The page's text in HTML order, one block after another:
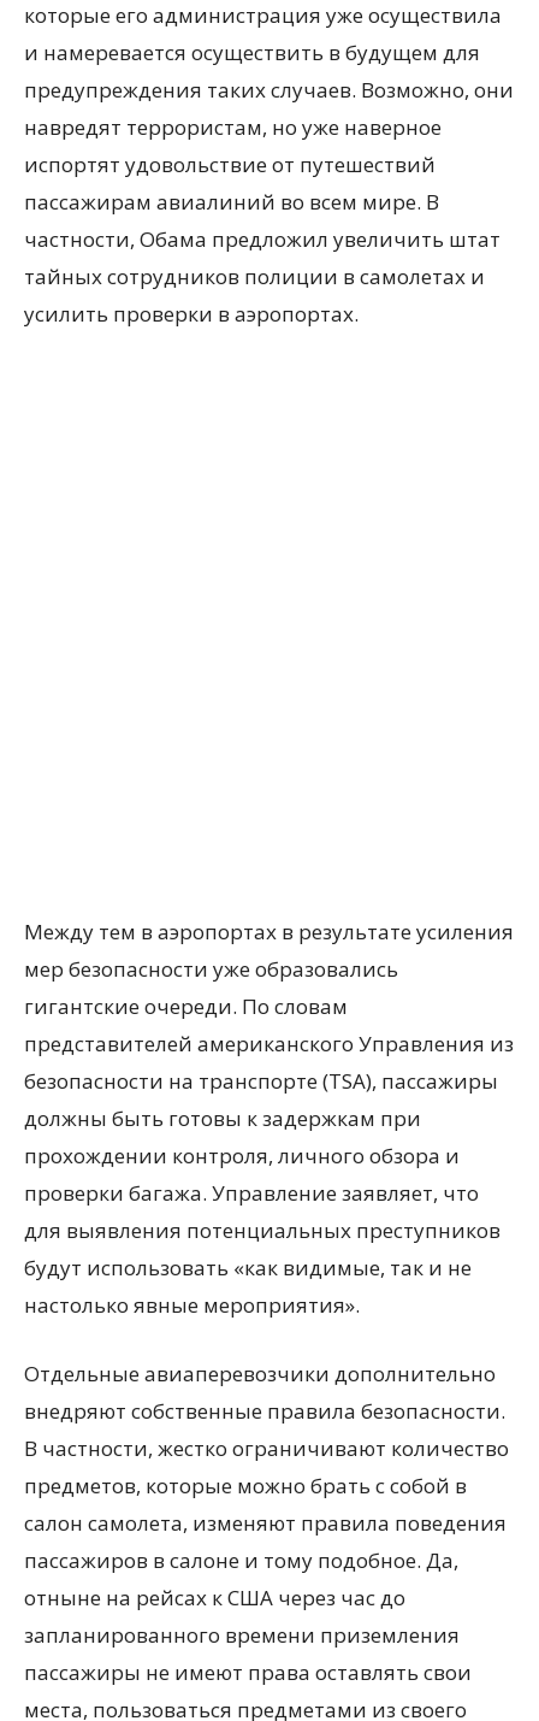
которые его администрация уже осуществила
и намеревается осуществить в будущем для
предупреждения таких случаев. Возможно, они
навредят террористам, но уже наверное
испортят удовольствие от путешествий
пассажирам авиалиний во всем мире. В
частности, Обама предложил увеличить штат
тайных сотрудников полиции в самолетах и
усилить проверки в аэропортах.
Между тем в аэропортах в результате усиления
мер безопасности уже образовались
гигантские очереди. По словам
представителей американского Управления из
безопасности на транспорте (TSA), пассажиры
должны быть готовы к задержкам при
прохождении контроля, личного обзора и
проверки багажа. Управление заявляет, что
для выявления потенциальных преступников
будут использовать «как видимые, так и не
настолько явные мероприятия».
Отдельные авиаперевозчики дополнительно
внедряют собственные правила безопасности.
В частности, жестко ограничивают количество
предметов, которые можно брать с собой в
салон самолета, изменяют правила поведения
пассажиров в салоне и тому подобное. Да,
отныне на рейсах к США через час до
запланированного времени приземления
пассажиры не имеют права оставлять свои
места, пользоваться предметами из своего